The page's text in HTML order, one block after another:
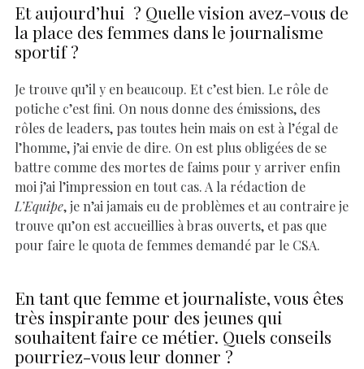
Et aujourd’hui ? Quelle vision avez-vous de
la place des femmes dans le journalisme
sportif ?
Je trouve qu’il y en beaucoup. Et c’est bien. Le rôle de
potiche c’est fini. On nous donne des émissions, des
rôles de leaders, pas toutes hein mais on est à l’égal de
l’homme, j’ai envie de dire. On est plus obligées de se
battre comme des mortes de faims pour y arriver enfin
moi j’ai l’impression en tout cas. A la rédaction de
L’Equipe, je n’ai jamais eu de problèmes et au contraire je
trouve qu’on est accueillies à bras ouverts, et pas que
pour faire le quota de femmes demandé par le CSA.
En tant que femme et journaliste, vous êtes
très inspirante pour des jeunes qui
souhaitent faire ce métier. Quels conseils
pourriez-vous leur donner ?